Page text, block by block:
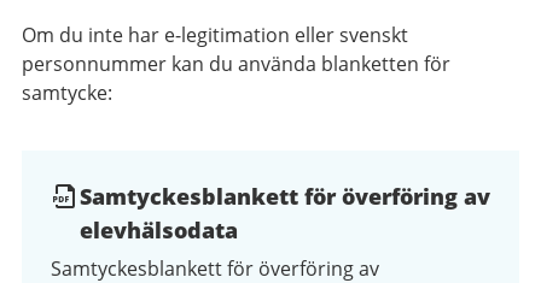
Om du inte har e-legitimation eller svenskt
personnummer kan du använda blanketten för
samtycke:
Samtyckesblankett för överföring av
elevhälsodata
Samtyckesblankett för överföring av